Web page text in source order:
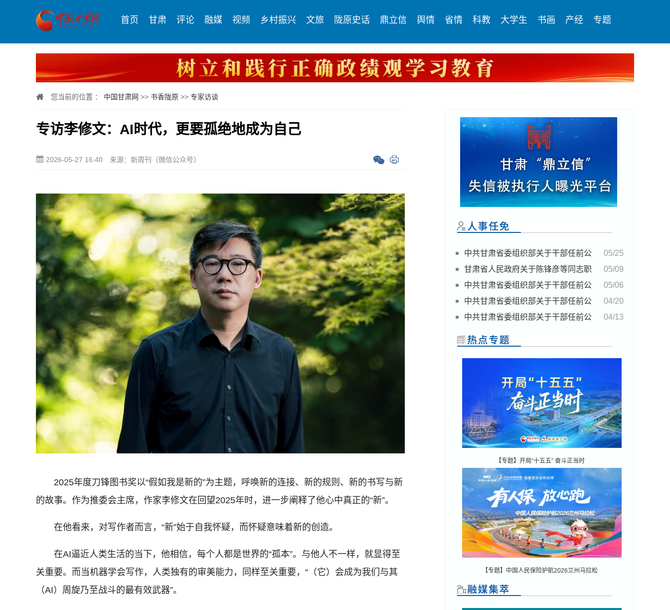
首页 甘肃 评论 融媒 视频 乡村振兴 文旅 陇原史话 鼎立信 舆情 省情 科教 大学生 书画 产经 专题
您当前的位置 ： 中国甘肃网 >> 书香陇原 >> 专家访谈
专访李修文：AI时代，更要孤绝地成为自己
2026-05-27 16:40 来源：新周刊（微信公众号）
2025年度刀锋图书奖以“假如我是新的”为主题，呼唤新的连接、新的规则、新的书写与新
的故事。作为推委会主席，作家李修文在回望2025年时，进一步阐释了他心中真正的“新”。
在他看来，对写作者而言，“新”始于自我怀疑，而怀疑意味着新的创造。
在AI逼近人类生活的当下，他相信，每个人都是世界的“孤本”。与他人不一样，就显得至
关重要。而当机器学会写作，人类独有的审美能力，同样至关重要，“（它）会成为我们与其
（AI）周旋乃至战斗的最有效武器”。
05/25
中共甘肃省委组织部关于干部任前公
示的公告
05/09
甘肃省人民政府关于陈锋彦等同志职
务任免的通知
05/06
中共甘肃省委组织部关于干部任前公
示的公告
04/20
中共甘肃省委组织部关于干部任前公
示的公告
04/13
中共甘肃省委组织部关于干部任前公
示的公告
【专题】开局“十五五” 奋斗正当时
【专题】中国人民保险护航2026兰州马拉松